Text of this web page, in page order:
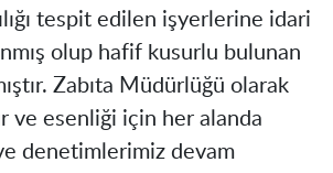
tespit edilen işyerlerine idari
olup hafif kusurlu bulunan
Zabıta Müdürlüğü olarak
ve esenliği için her alanda
ve denetimlerimiz devam